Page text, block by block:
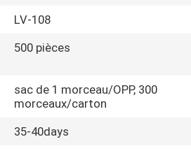
LV-108
500 pièces
sac de 1 morceau/OPP, 300
morceaux/carton
35-40days